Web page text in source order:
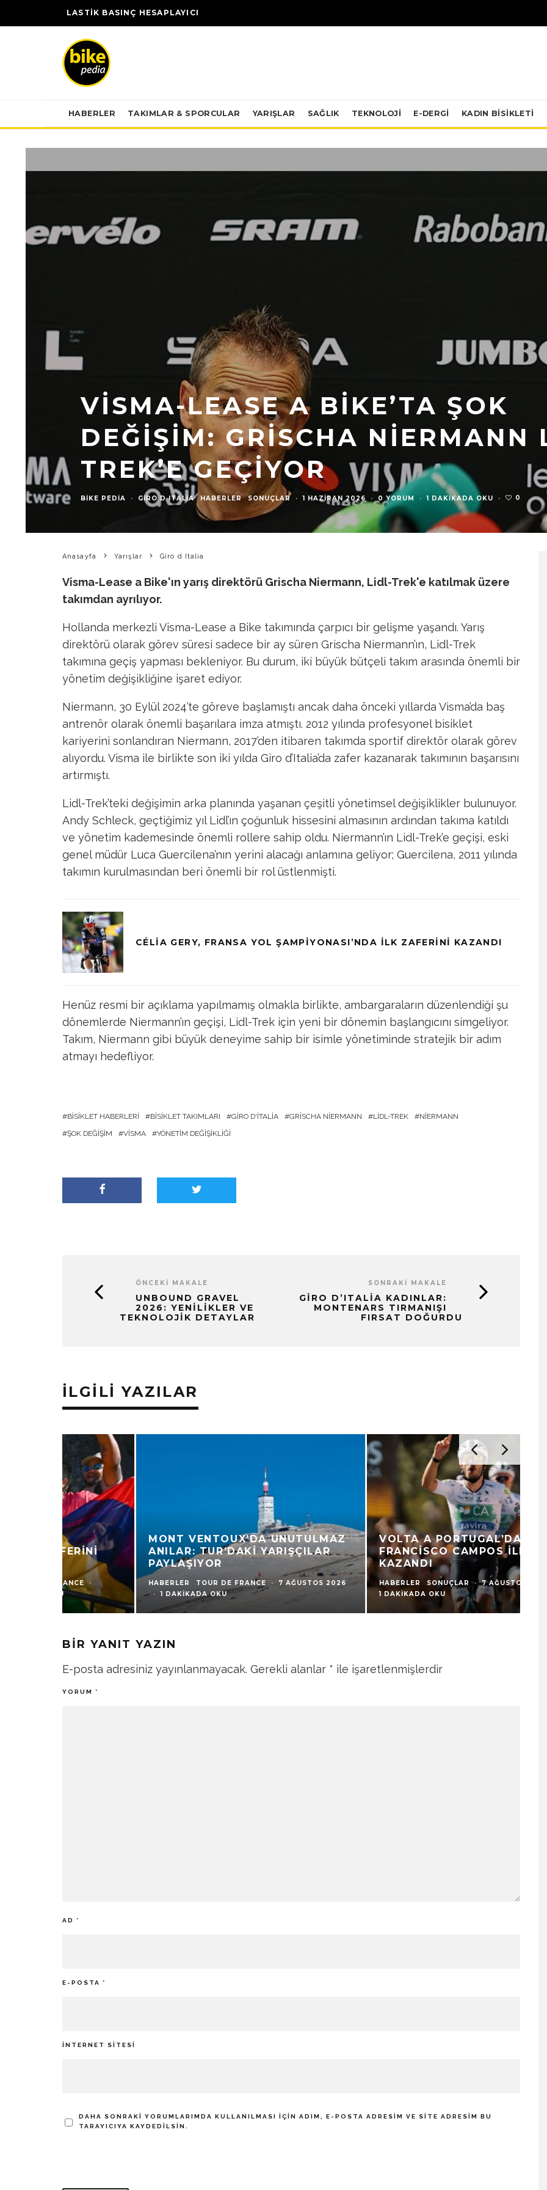
LASTİK BASINÇ HESAPLAYICI
HABERLER TAKIMLAR & SPORCULAR YARIŞLAR SAĞLIK TEKNOLOJI E-DERGİ KADIN BISIKLETI
VISMA-LEASE A BIKE’TA ŞOK
DEĞIŞIM: GRISCHA NIERMANN
TREK’E GEÇIYOR
BIKE PEDIA · GIRO D ITALIA HABERLER SONUÇLAR · 1 HAZIRAN 2026 · 0 YORUM · 1 DAKIKADA OKU · 0
Anasayfa Yarışlar Giro d Italia
Visma-Lease a Bike'ın yarış direktörü Grischa Niermann, Lidl-Trek'e katılmak üzere
takımdan ayrılıyor.
Hollanda merkezli Visma-Lease a Bike takımında çarpıcı bir gelişme yaşandı. Yarış
direktörü olarak görev süresi sadece bir ay süren Grischa Niermann’ın, Lidl-Trek
takımına geçiş yapması bekleniyor. Bu durum, iki büyük bütçeli takım arasında önemli bir
yönetim değişikliğine işaret ediyor.
Niermann, 30 Eylül 2024’te göreve başlamıştı ancak daha önceki yıllarda Visma’da baş
antrenör olarak önemli başarılara imza atmıştı. 2012 yılında profesyonel bisiklet
kariyerini sonlandıran Niermann, 2017’den itibaren takımda sportif direktör olarak görev
alıyordu. Visma ile birlikte son iki yılda Giro d’Italia’da zafer kazanarak takımının başarısını
artırmıştı.
Lidl-Trek’teki değişimin arka planında yaşanan çeşitli yönetimsel değişiklikler bulunuyor.
Andy Schleck, geçtiğimiz yıl Lidl’ın çoğunluk hissesini almasının ardından takıma katıldı
ve yönetim kademesinde önemli rollere sahip oldu. Niermann’ın Lidl-Trek’e geçişi, eski
genel müdür Luca Guercilena’nın yerini alacağı anlamına geliyor; Guercilena, 2011 yılında
takımın kurulmasından beri önemli bir rol üstlenmişti.
CÉLIA GERY, FRANSA YOL ŞAMPIYONASI’NDA İLK ZAFERINI KAZANDI
Henüz resmi bir açıklama yapılmamış olmakla birlikte, ambargaraların düzenlendiği şu
dönemlerde Niermann’ın geçişi, Lidl-Trek için yeni bir dönemin başlangıcını simgeliyor.
Takım, Niermann gibi büyük deneyime sahip bir isimle yönetiminde stratejik bir adım
atmayı hedefliyor.
BISIKLET HABERLERI BISIKLET TAKIMLARI GIRO D'ITALIA GRISCHA NIERMANN LIDL-TREK
NIERMANN
ŞOK DEĞIŞIM
VISMA YÖNETIM DEĞIŞIKLIĞI
ÖNCEKI MAKALE
UNBOUND GRAVEL
2026: YENILIKLER VE
TEKNOLOJIK DETAYLAR
SONRAKI MAKALE
GIRO D’ITALIA KADINLAR:
MONTENARS TIRMANIŞI
FIRSAT DOĞURDU
İLGILI YAZILAR
MONT VENTOUX’DA UNUTULMAZ
ANILAR: TUR’DAKI YARIŞÇILAR
PAYLAŞIYOR
HABERLER TOUR DE FRANCE ·
7 AĞUSTOS 2026
·
1 DAKIKADA OKU
VOLTA A PORTUGAL’DA
FRANCISCO CAMPOS İLK ETABI
KAZANDI
HABERLER SONUÇLAR · 7 AĞUSTOS 2026
·
BIR YANIT YAZIN
E-posta adresiniz yayınlanmayacak. Gerekli alanlar * ile işaretlenmişlerdir
YORUM *
AD *
E-POSTA *
İNTERNET SITESI
DAHA SONRAKI YORUMLARIMDA KULLANILMASI IÇIN ADIM, E-POSTA ADRESIM VE SITE ADRESIM BU
TARAYICIYA KAYDEDILSIN.